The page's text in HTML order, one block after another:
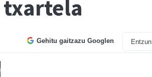
txartela
Gehitu gaitzazu Googlen Entzun